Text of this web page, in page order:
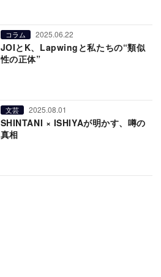
コラム 2025.06.22
JOIとK、Lapwingと私たちの“類似
性の正体”
文芸 2025.08.01
SHINTANI × ISHIYAが明かす、噂の
真相